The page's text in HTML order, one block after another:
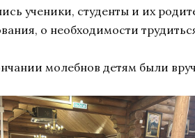
ученики, студенты и их
о необходимости
молебнов детям были